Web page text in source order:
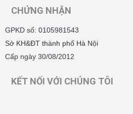
CHỨNG NHẬN
GPKD số: 0105981543
Sở KH&ĐT thành phố Hà Nội
Cấp ngày 30/08/2012
KẾT NỐI VỚI CHÚNG TÔI